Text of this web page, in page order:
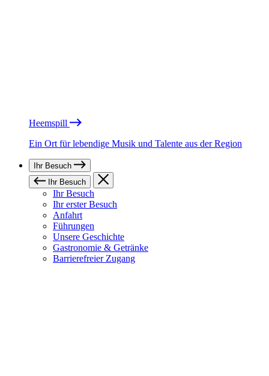
Heemspill
Ein Ort für lebendige Musik und Talente aus der Region
Ihr Besuch
Ihr Besuch
Ihr Besuch
Ihr erster Besuch
Anfahrt
Führungen
Unsere Geschichte
Gastronomie & Getränke
Barrierefreier Zugang